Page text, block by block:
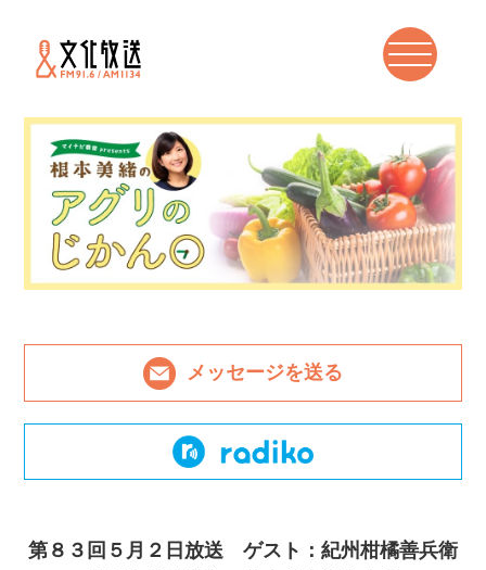
メッセージを送る
第８３回５月２日放送 ゲスト：紀州柑橘善兵衛